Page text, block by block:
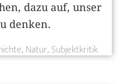
dazu auf, unser
denken.
Natur Subjektkritik